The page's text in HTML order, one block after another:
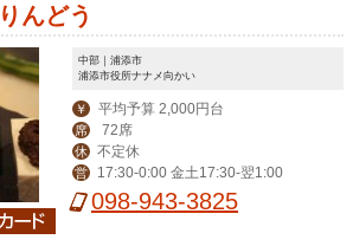
んどう
中部｜浦添市
浦添市役所ナナメ向かい
￥ 平均予算 2,000円台
席 72席
休 不定休
営 17:30-0:00 金土17:30-翌1:00
098-943-3825